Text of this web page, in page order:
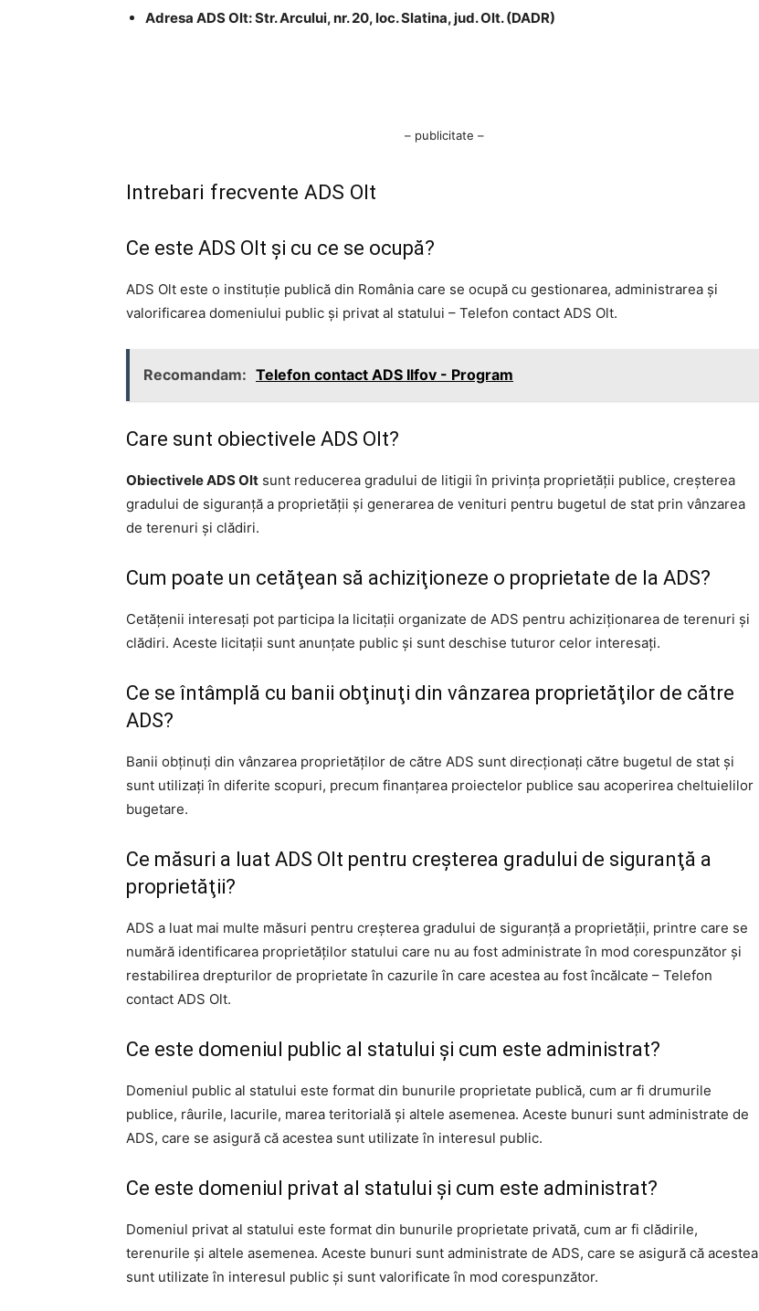
Adresa ADS Olt: Str. Arcului, nr. 20, loc. Slatina, jud. Olt. (DADR)
– publicitate –
Intrebari frecvente ADS Olt
Ce este ADS Olt şi cu ce se ocupă?
ADS Olt este o instituţie publică din România care se ocupă cu gestionarea, administrarea şi
valorificarea domeniului public şi privat al statului – Telefon contact ADS Olt.
Recomandam: Telefon contact ADS Ilfov - Program
Care sunt obiectivele ADS Olt?
Obiectivele ADS Olt sunt reducerea gradului de litigii în privinţa proprietăţii publice, creşterea
gradului de siguranţă a proprietăţii şi generarea de venituri pentru bugetul de stat prin vânzarea
de terenuri şi clădiri.
Cum poate un cetăţean să achiziţioneze o proprietate de la ADS?
Cetăţenii interesaţi pot participa la licitaţii organizate de ADS pentru achiziţionarea de terenuri şi
clădiri. Aceste licitaţii sunt anunţate public şi sunt deschise tuturor celor interesaţi.
Ce se întâmplă cu banii obţinuţi din vânzarea proprietăţilor de către
ADS?
Banii obţinuţi din vânzarea proprietăţilor de către ADS sunt direcţionaţi către bugetul de stat şi
sunt utilizaţi în diferite scopuri, precum finanţarea proiectelor publice sau acoperirea cheltuielilor
bugetare.
Ce măsuri a luat ADS Olt pentru creşterea gradului de siguranţă a
proprietăţii?
ADS a luat mai multe măsuri pentru creşterea gradului de siguranţă a proprietăţii, printre care se
numără identificarea proprietăţilor statului care nu au fost administrate în mod corespunzător şi
restabilirea drepturilor de proprietate în cazurile în care acestea au fost încălcate – Telefon
contact ADS Olt.
Ce este domeniul public al statului şi cum este administrat?
Domeniul public al statului este format din bunurile proprietate publică, cum ar fi drumurile
publice, râurile, lacurile, marea teritorială şi altele asemenea. Aceste bunuri sunt administrate de
ADS, care se asigură că acestea sunt utilizate în interesul public.
Ce este domeniul privat al statului şi cum este administrat?
Domeniul privat al statului este format din bunurile proprietate privată, cum ar fi clădirile,
terenurile şi altele asemenea. Aceste bunuri sunt administrate de ADS, care se asigură că acestea
sunt utilizate în interesul public şi sunt valorificate în mod corespunzător.